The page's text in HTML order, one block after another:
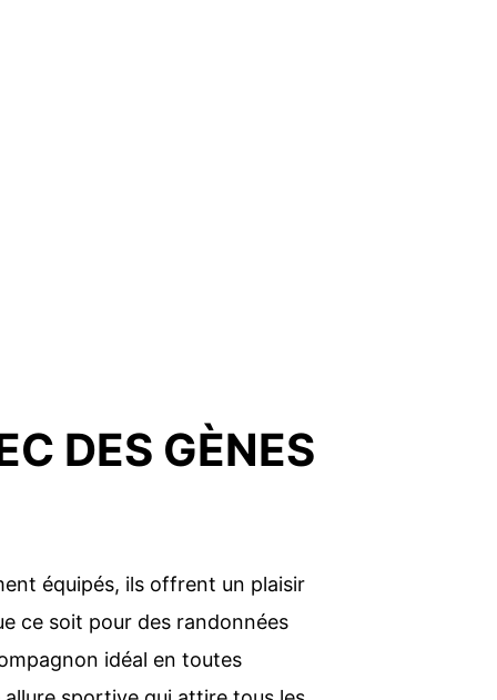
DES GÈNES
équipés, ils offrent un plaisir
ce soit pour des randonnées
idéal en toutes